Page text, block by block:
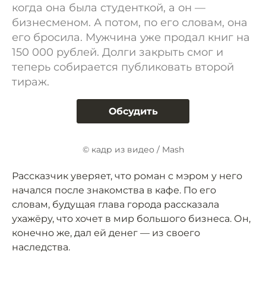
когда она была студенткой, а он —
бизнесменом. А потом, по его словам, она
его бросила. Мужчина уже продал книг на
150 000 рублей. Долги закрыть смог и
теперь собирается публиковать второй
тираж.
Обсудить
© кадр из видео / Mash
Рассказчик уверяет, что роман с мэром у него
начался после знакомства в кафе. По его
словам, будущая глава города рассказала
ухажёру, что хочет в мир большого бизнеса. Он,
конечно же, дал ей денег — из своего
наследства.